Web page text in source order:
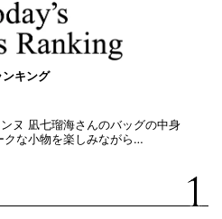
ンキング
ヌ 凪七瑠海さんのバッグの中身
クな小物を楽しみながら…